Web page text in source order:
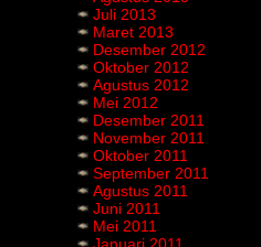
Juli 2013
Maret 2013
Desember 2012
Oktober 2012
Agustus 2012
Mei 2012
Desember 2011
November 2011
Oktober 2011
September 2011
Agustus 2011
Juni 2011
Mei 2011